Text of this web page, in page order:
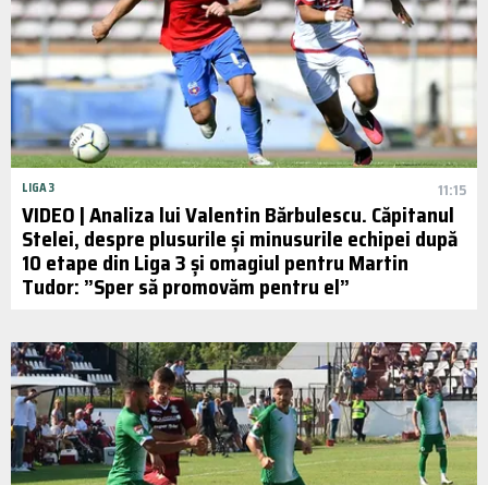
LIGA 3 11:15
VIDEO | Analiza lui Valentin Bărbulescu. Căpitanul
Stelei, despre plusurile și minusurile echipei după
10 etape din Liga 3 și omagiul pentru Martin
Tudor: ”Sper să promovăm pentru el”